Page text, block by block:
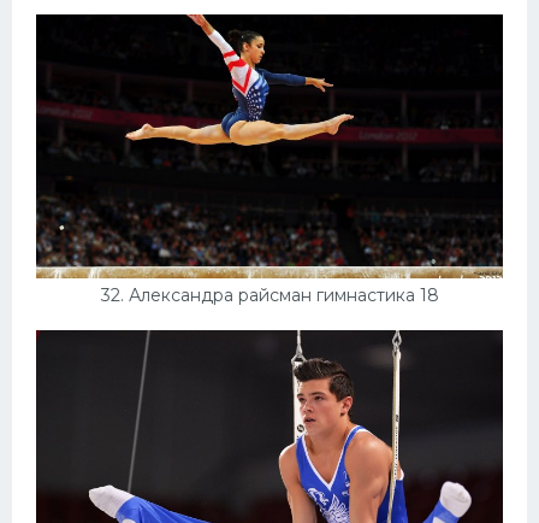
32. Александра райсман гимнастика 18